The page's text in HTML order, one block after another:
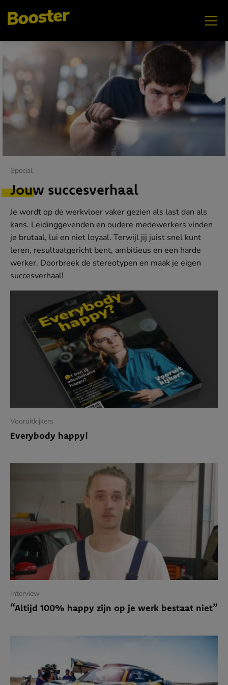
Samenwerken
APR
Hoe gastvrij ben jij?
Verhalen van de werkvloer
Bij Wolves staat niemand alleen
‘Ik zie mensen weer lachen’
Salesmanager verkoopt nee
Mijn voertuig en ik
Unieke Chrysler Blackcruiser
‘Ik ben pas tevreden als mijn auto echt
uniek is’
Koning te rijk met VW Lupo
Hét magazine voor iedereen die mee wil
Special
Jouw succesverhaal
Je wordt op de werkvloer vaker gezien als last dan als
kans. Leidinggevenden en oudere medewerkers vinden
je brutaal, lui en niet loyaal. Terwijl jij juist snel kunt
leren, resultaatgericht bent, ambitieus en een harde
werker. Doorbreek de stereotypen en maak je eigen
succesverhaal!
Vooruitkijkers
Everybody happy!
Interview
“Altijd 100% happy zijn op je werk bestaat niet”